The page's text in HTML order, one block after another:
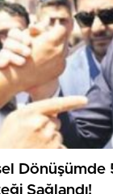
Dönüşümde
Sağlandı!